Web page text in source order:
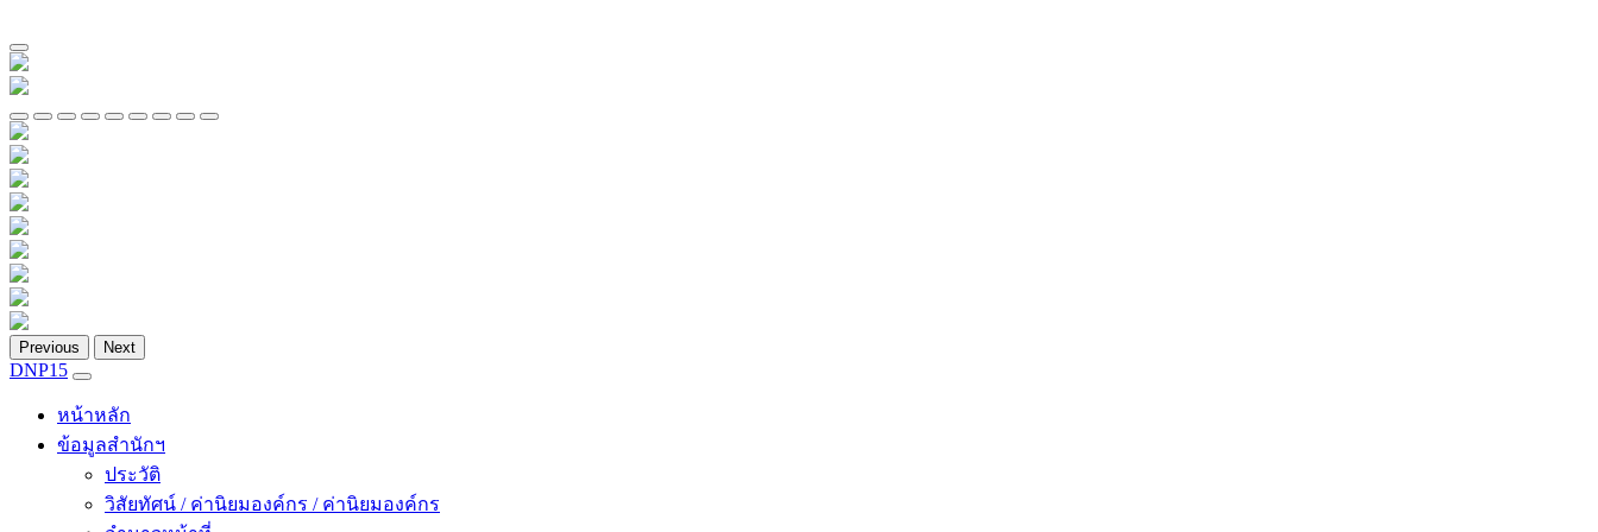
Previous Next
DNP15
หน้าหลัก
ข้อมูลสำนักฯ
ประวัติ
วิสัยทัศน์ / ค่านิยมองค์กร / ค่านิยมองค์กร